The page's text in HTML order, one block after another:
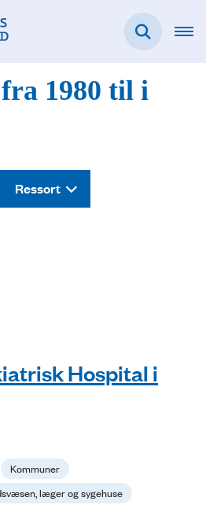
1980 til i
Ressort
Hospital i
Kommuner
læger og sygehuse